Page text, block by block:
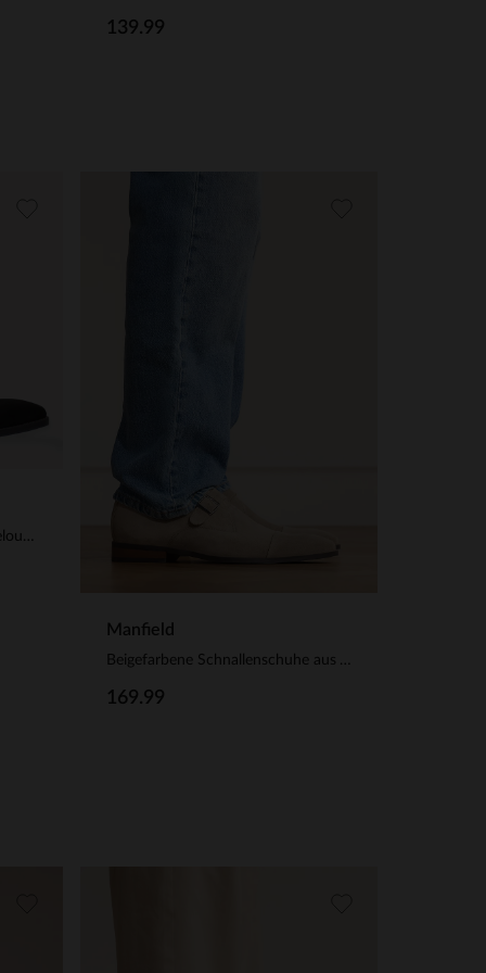
139.99
Braune Schnallenschuhe aus Veloursleder
Manfield
Beigefarbene Schnallenschuhe aus Veloursleder
169.99